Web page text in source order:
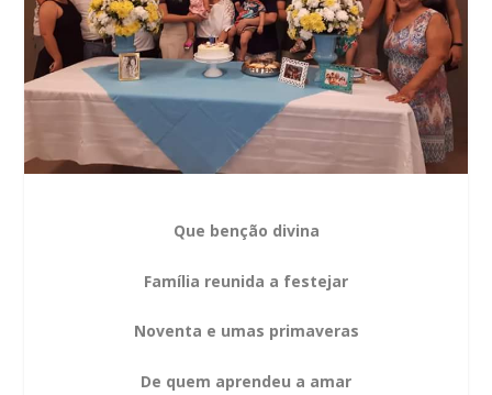
Que benção divina
Família reunida a festejar
Noventa e umas primaveras
De quem aprendeu a amar